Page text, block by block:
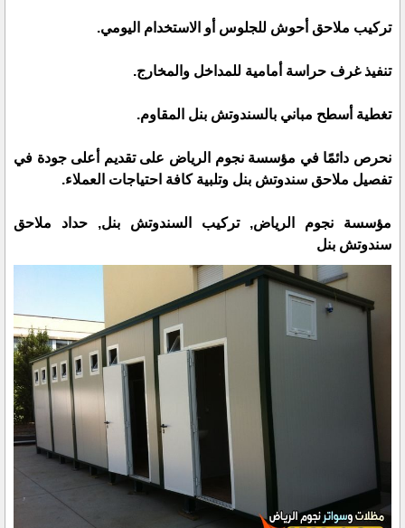
تركيب ملاحق أحوش للجلوس أو الاستخدام اليومي.
تنفيذ غرف حراسة أمامية للمداخل والمخارج.
تغطية أسطح مباني بالسندوتش بنل المقاوم.
نحرص دائمًا في مؤسسة نجوم الرياض على تقديم أعلى جودة في
تفصيل ملاحق سندوتش بنل وتلبية كافة احتياجات العملاء.
مؤسسة نجوم الرياض, تركيب السندوتش بنل, حداد ملاحق
سندوتش بنل